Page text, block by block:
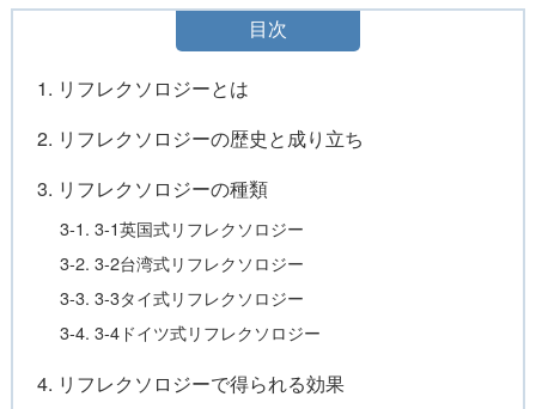
目次
1. リフレクソロジーとは
2. リフレクソロジーの歴史と成り立ち
3. リフレクソロジーの種類
3-1. 3-1英国式リフレクソロジー
3-2. 3-2台湾式リフレクソロジー
3-3. 3-3タイ式リフレクソロジー
3-4. 3-4ドイツ式リフレクソロジー
4. リフレクソロジーで得られる効果